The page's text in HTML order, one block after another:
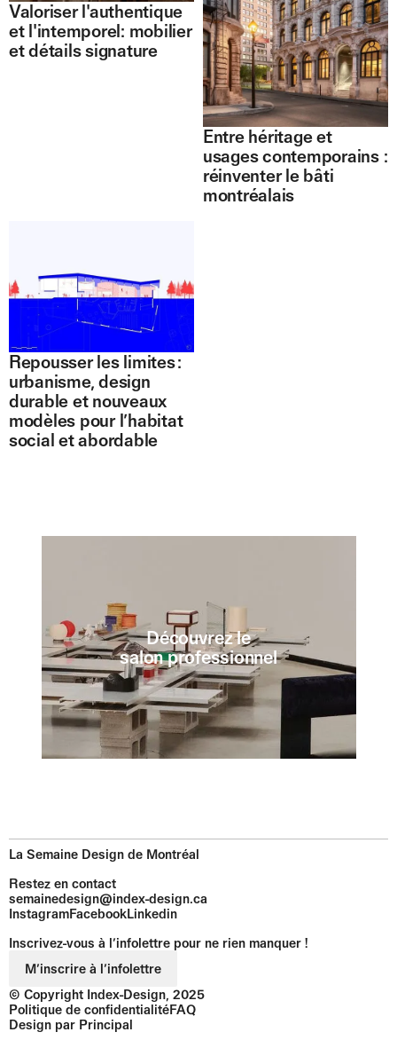
Valoriser l'authentique
et l'intemporel: mobilier
et détails signature
Entre héritage et
usages contemporains :
réinventer le bâti
montréalais
Repousser les limites :
urbanisme, design
durable et nouveaux
modèles pour l’habitat
social et abordable
Découvrez le
salon professionnel
Restez en contact
semainedesign@index-design.ca
InstagramFacebookLinkedin
La Semaine Design de Montréal
Inscrivez-vous à l’infolettre pour ne rien manquer !
M’inscrire à l’infolettre
© Copyright Index-Design, 2025
Politique de confidentialitéFAQ
Design par Principal